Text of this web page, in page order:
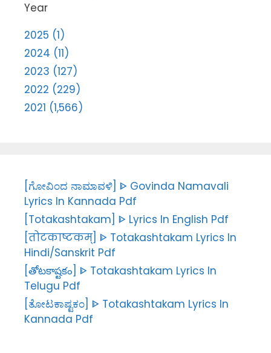
Year
2025 (1)
2024 (11)
2023 (127)
2022 (229)
2021 (1,566)
[ಗೋವಿಂದ ನಾಮಾವಳಿ] ᐈ Govinda Namavali
Lyrics In Kannada Pdf
[Totakashtakam] ᐈ Lyrics In English Pdf
[तोटकाष्टकम्] ᐈ Totakashtakam Lyrics In
Hindi/Sanskrit Pdf
[తోటకాష్టకం] ᐈ Totakashtakam Lyrics In
Telugu Pdf
[ತೋಟಕಾಷ್ಟಕಂ] ᐈ Totakashtakam Lyrics In
Kannada Pdf